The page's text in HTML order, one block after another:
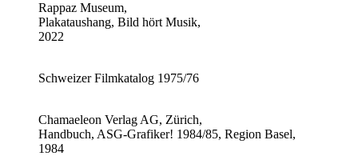
Rappaz Museum,
Plakataushang, Bild hört Musik,
2022
Schweizer Filmkatalog 1975/76
Chamaeleon Verlag AG, Zürich,
Handbuch, ASG-Grafiker! 1984/85, Region Basel,
1984